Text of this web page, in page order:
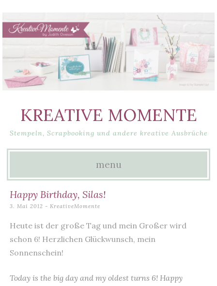
KREATIVE MOMENTE
Stempeln, Scrapbooking und andere kreative Ausbrüche
menu
to
Happy Birthday, Silas!
3. Mai 2012 - KreativeMomente
Heute ist der große Tag und mein Großer wird
schon 6! Herzlichen Glückwunsch, mein
Sonnenschein!
Today is the big day and my oldest turns 6! Happy